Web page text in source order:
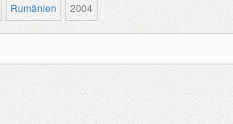
Rumänien 2004